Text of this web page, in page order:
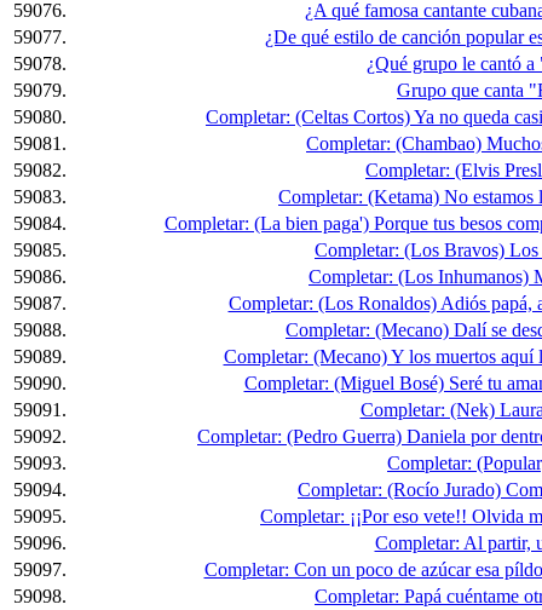
59076.
¿A qué famosa cantante
59077.
¿De qué estilo de canción popular
59078.
¿Qué grupo le cantó
59079.
Grupo que canta
59080.
Completar: (Celtas Cortos) Ya no queda
59081.
Completar: (Chambao)
59082.
Completar: (Elvis
59083.
Completar: (Ketama) No estamos
59084.
Completar: (La bien paga') Porque tus besos
59085.
Completar: (Los Bravos)
59086.
Completar: (Los Inhumanos)
59087.
Completar: (Los Ronaldos) Adiós papá,
59088.
Completar: (Mecano) Dalí se
59089.
Completar: (Mecano) Y los muertos aquí
59090.
Completar: (Miguel Bosé) Seré tu
59091.
Completar: (Nek)
59092.
Completar: (Pedro Guerra) Daniela por
59093.
Completar:
59094.
Completar: (Rocío Jurado)
59095.
Completar: ¡¡Por eso vete!! Olvida
59096.
Completar: Al partir,
59097.
Completar: Con un poco de azúcar esa
59098.
Completar: Papá cuéntame